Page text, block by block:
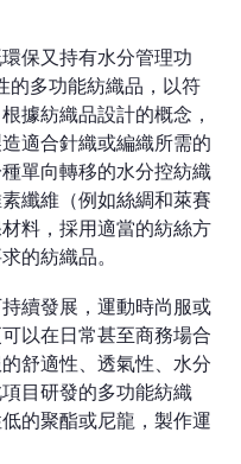
保又持有水分管理功
的多功能紡織品，以符
據紡織品設計的概念，
適合針織或編織所需的
單向轉移的水分控紡織
纖維（例如絲綢和萊賽
料，採用適當的紡絲方
的紡織品。
續發展，運動時尚服或
以在日常甚至商務場合
舒適性、透氣性、水分
目研發的多功能紡織
的聚酯或尼龍，製作運